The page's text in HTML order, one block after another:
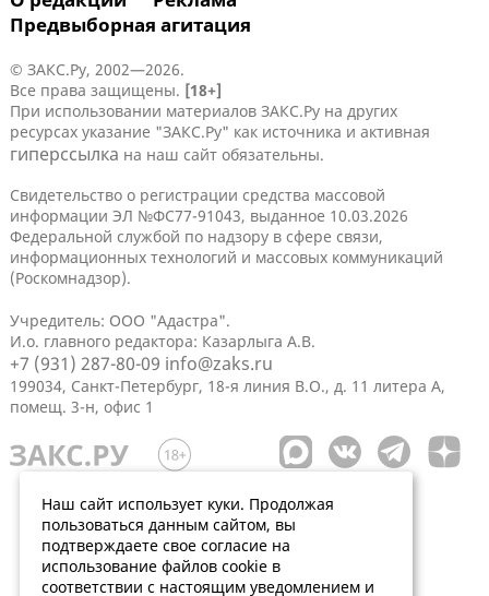
Предвыборная агитация
© ЗАКС.Ру, 2002—2026.
Все права защищены. [18+]
При использовании материалов ЗАКС.Ру на других
ресурсах указание "ЗАКС.Ру" как источника и активная
гиперссылка на наш сайт обязательны.
Свидетельство о регистрации средства массовой
информации ЭЛ №ФС77-91043, выданное 10.03.2026
Федеральной службой по надзору в сфере связи,
информационных технологий и массовых коммуникаций
(Роскомнадзор).
Учредитель: ООО "Адастра".
И.о. главного редактора: Казарлыга А.В.
+7 (931) 287-80-09 info@zaks.ru
199034, Санкт-Петербург, 18-я линия В.О., д. 11 литера А,
помещ. 3-н, офис 1
Наш сайт использует куки. Продолжая
пользоваться данным сайтом, вы
подтверждаете свое согласие на
использование файлов cookie в
соответствии с настоящим уведомлением и